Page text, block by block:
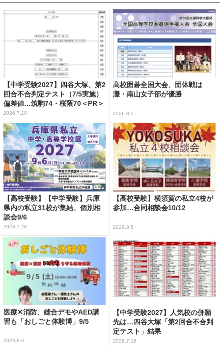
【中学受験2027】四谷大塚、第2
回合不合判定テスト（7/5実施）
偏差値…筑駒74・桜蔭70＜PR＞
2026.7.10
高校囲碁全国大会、団体戦は
灘・南山女子部が優勝
2026.8.5
【高校受験】【中学受験】兵庫
県内の私立31校が集結、個別相
談会9/6
2026.7.28
【高校受験】横須賀の私立4校が
参加…合同相談会10/12
2026.8.5
医療✕消防、縫合デモやAED講
習も「おしごと体験博」9/5
2026.8.6
【中学受験2027】人気校の併願
先は…四谷大塚「第2回合不合判
定テスト」結果
2026.7.16